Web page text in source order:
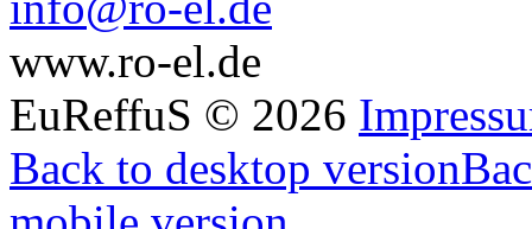
www.ro-el.de
EuReffuS © 2026
Back to desktop version